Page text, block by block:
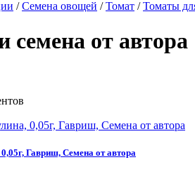
/Семена овощей /Томат /Томаты
семена от автора
Гавриш, Семена от автора